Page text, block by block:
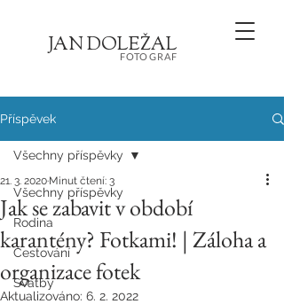
JANDOLEŽAL
FOTOGRAF
Příspěvek
Všechny příspěvky
Rodina
Cestování
Svatby
Všechny příspěvky
Jak se zabavit v období
karantény? Fotkami! | Záloha a
organizace fotek
21. 3. 2020 Minut čtení: 3
Aktualizováno: 6. 2. 2022